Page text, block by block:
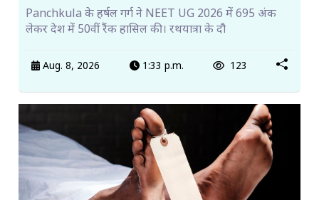
Panchkula के हर्षल गर्ग ने NEET UG 2026 में 695 अंक
लेकर देश में 50वीं रैंक हासिल की। रथयात्रा के दौ
Aug. 8, 2026 1:33 p.m. 123